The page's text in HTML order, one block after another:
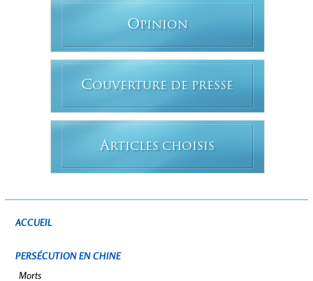
OPINION
COUVERTURE DE PRESSE
ARTICLES CHOISIS
ACCUEIL
PERSÉCUTION EN CHINE
Morts